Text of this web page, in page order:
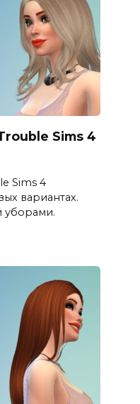
Sims 4
Sims 4
вариантах.
уборами.